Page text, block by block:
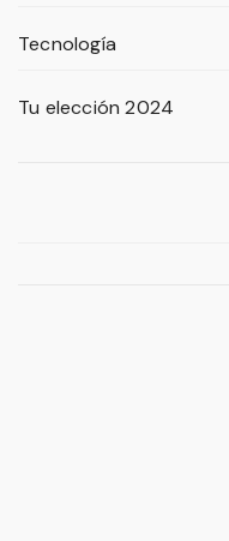
Tecnología
Tu elección 2024